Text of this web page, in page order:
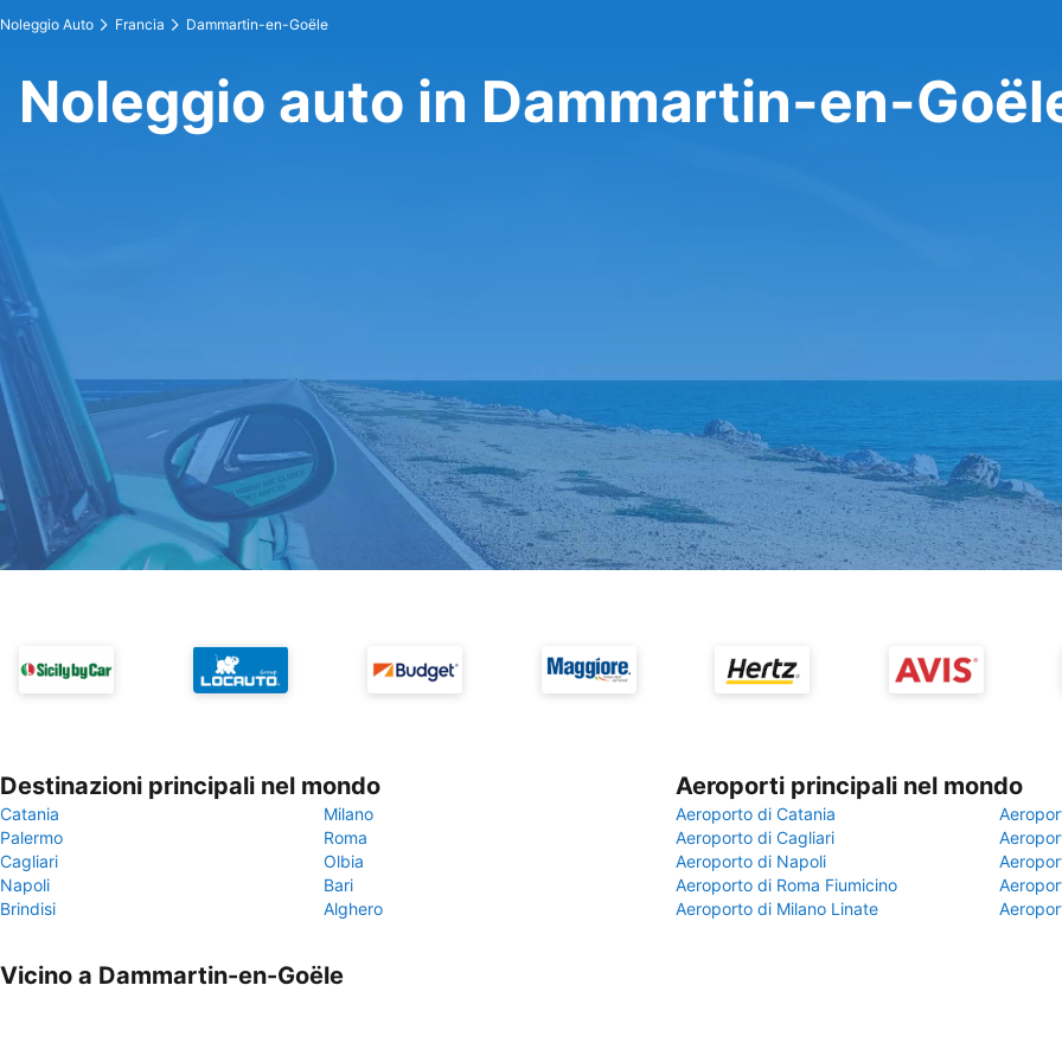
Noleggio Auto Francia Dammartin-en-Goële
Noleggio auto in Dammartin-en-
Destinazioni principali nel mondo
Catania
Milano
Palermo
Roma
Cagliari
Olbia
Napoli
Bari
Brindisi
Alghero
Aeroporti principali nel mondo
Aeroporto di Catania
Aeroporto di Cagliari
Aeroporto di Napoli
Aeroporto di Roma Fiumicino
Aeroporto di Milano Linate
Vicino a Dammartin-en-Goële